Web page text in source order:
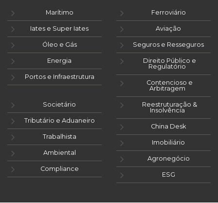
Marítimo
Iates e Super Iates
Óleo e Gás
Energia
Portos e Infraestrutura
Ferroviário
Aviação
Seguros e Resseguros
Direito Público e
Regulatório
Contencioso e
Arbitragem
Societário
Tributário e Aduaneiro
Trabalhista
Ambiental
Compliance
Reestruturação &
Insolvência
China Desk
Imobiliário
Agronegócio
ESG